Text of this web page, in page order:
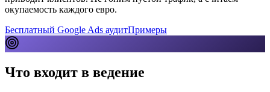
окупаемость каждого евро.
Бесплатный Google Ads аудитПримеры
Что входит в ведение